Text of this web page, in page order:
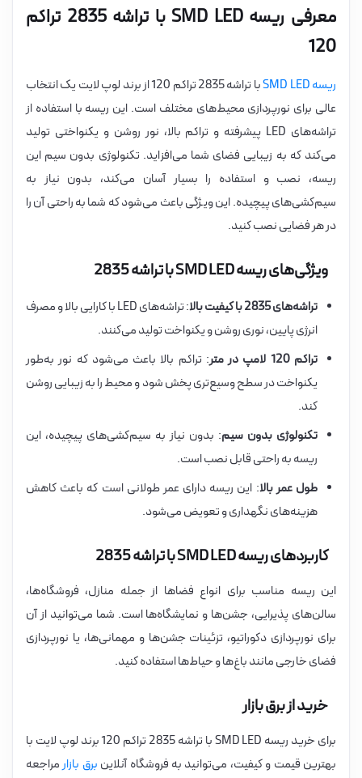
معرفی ریسه SMD LED با تراشه 2835 تراکم
120
ریسه SMD LED
با تراشه 2835 تراکم 120 از برند لوپ لایت یک انتخاب
عالی برای نورپردازی محیط‌های مختلف است. این ریسه با استفاده از
تراشه‌های LED پیشرفته و تراکم بالا، نور روشن و یکنواختی تولید
می‌کند که به زیبایی فضای شما می‌افزاید. تکنولوژی بدون سیم این
ریسه، نصب و استفاده را بسیار آسان می‌کند، بدون نیاز به
سیم‌کشی‌های پیچیده. این ویژگی باعث می‌شود که شما به راحتی آن را
در هر فضایی نصب کنید.
ویژگی‌های ریسه SMD LED با تراشه 2835
تراشه‌های 2835 با کیفیت بالا
: تراشه‌های LED با کارایی بالا و مصرف
انرژی پایین، نوری روشن و یکنواخت تولید می‌کنند.
تراکم 120 لامپ در متر
: تراکم بالا باعث می‌شود که نور به‌طور
یکنواخت در سطح وسیع‌تری پخش شود و محیط را به زیبایی روشن
کند.
تکنولوژی بدون سیم: بدون نیاز به سیم‌کشی‌های پیچیده، این
ریسه به راحتی قابل نصب است.
طول عمر بالا: این ریسه دارای عمر طولانی است که باعث کاهش
هزینه‌های نگهداری و تعویض می‌شود.
کاربردهای ریسه SMD LED با تراشه 2835
این ریسه مناسب برای انواع فضاها از جمله منازل، فروشگاه‌ها،
سالن‌های پذیرایی، جشن‌ها و نمایشگاه‌ها است. شما می‌توانید از آن
برای نورپردازی دکوراتیو، تزئینات جشن‌ها و مهمانی‌ها، یا نورپردازی
فضای خارجی مانند باغ‌ها و حیاط‌ها استفاده کنید.
خرید از برق بازار
برای خرید ریسه SMD LED با تراشه 2835 تراکم 120 برند لوپ لایت با
بهترین قیمت و کیفیت، می‌توانید به فروشگاه آنلاین برق بازارمراجعه